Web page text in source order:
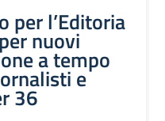
per l’Editoria
nuovi
a tempo
e
36